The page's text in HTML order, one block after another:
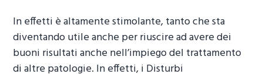
In effetti è altamente stimolante, tanto che sta
diventando utile anche per riuscire ad avere dei
buoni risultati anche nell’impiego del trattamento
di altre patologie. In effetti, i Disturbi